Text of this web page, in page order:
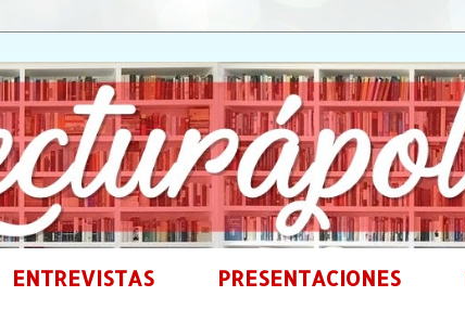
ENTREVISTAS PRESENTACIONES